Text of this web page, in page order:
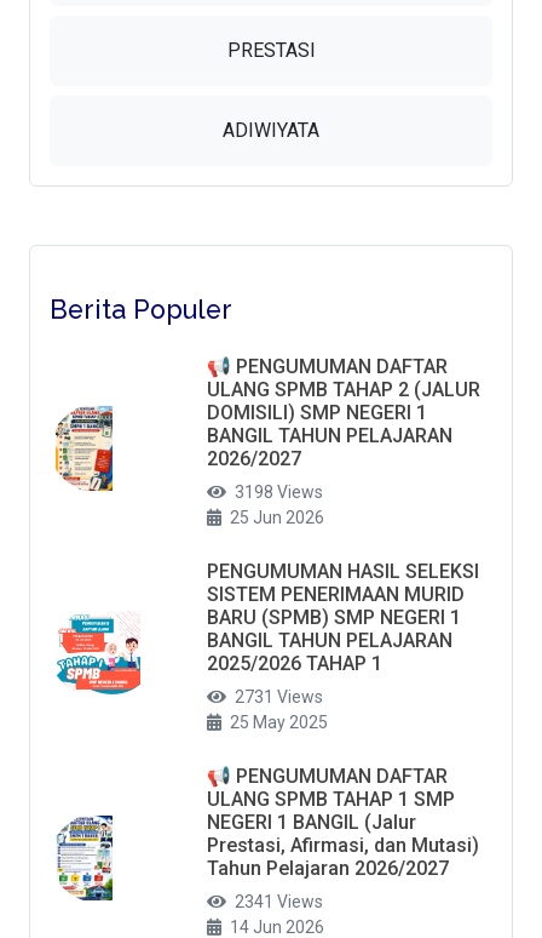
PRESTASI
ADIWIYATA
Berita Populer
📢 PENGUMUMAN DAFTAR
ULANG SPMB TAHAP 2 (JALUR
DOMISILI) SMP NEGERI 1
BANGIL TAHUN PELAJARAN
2026/2027
3198 Views
25 Jun 2026
PENGUMUMAN HASIL SELEKSI
SISTEM PENERIMAAN MURID
BARU (SPMB) SMP NEGERI 1
BANGIL TAHUN PELAJARAN
2025/2026 TAHAP 1
2731 Views
25 May 2025
📢 PENGUMUMAN DAFTAR
ULANG SPMB TAHAP 1 SMP
NEGERI 1 BANGIL (Jalur
Prestasi, Afirmasi, dan Mutasi)
Tahun Pelajaran 2026/2027
2341 Views
14 Jun 2026